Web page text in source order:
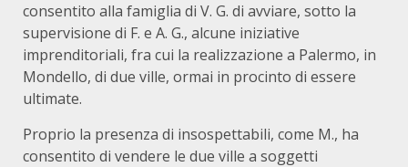
consentito alla famiglia di V. G. di avviare, sotto la
supervisione di F. e A. G., alcune iniziative
imprenditoriali, fra cui la realizzazione a Palermo, in
Mondello, di due ville, ormai in procinto di essere
ultimate.
Proprio la presenza di insospettabili, come M., ha
consentito di vendere le due ville a soggetti